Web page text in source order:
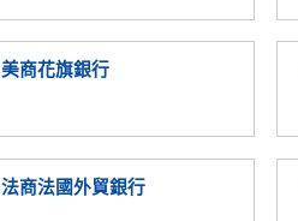
美商花旗銀行
法商法國外貿銀行